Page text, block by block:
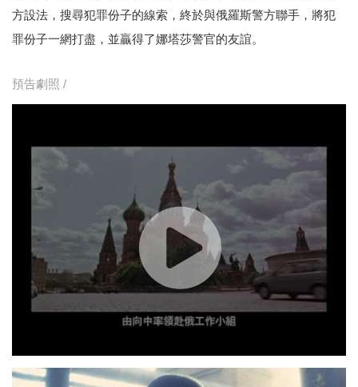
方設法，搜尋犯罪份子的線索，終於與俄羅斯警方聯手，將犯
罪份子一網打盡，並贏得了娜塔莎警官的友誼。
預告劇照 /